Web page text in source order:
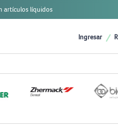
artículos líquidos
Ingresar